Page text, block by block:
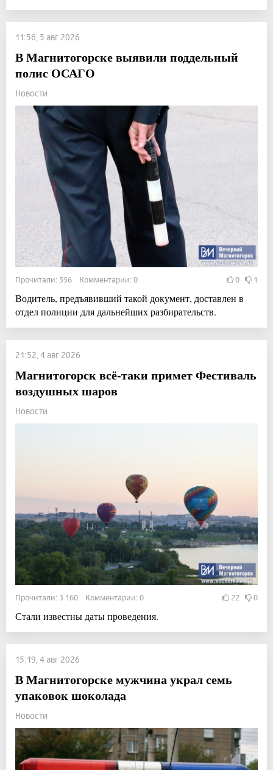
11:56, 5 авг 2026
В Магнитогорске выявили поддельный
полис ОСАГО
Новости
Прочитали: 556 Комментарии: 0 0 1
Водитель, предъявивший такой документ, доставлен в
отдел полиции для дальнейших разбирательств.
21:52, 4 авг 2026
Магнитогорск всё-таки примет Фестиваль
воздушных шаров
Новости
Прочитали: 3 160 Комментарии: 0 22 0
Стали известны даты проведения.
15:19, 4 авг 2026
В Магнитогорске мужчина украл семь
упаковок шоколада
Новости